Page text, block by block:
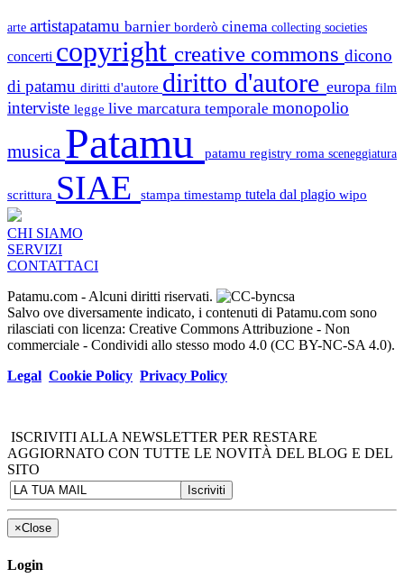
arte artistapatamu barnier borderò cinema collecting societies
concerti copyright creative commons dicono
di patamu diritti d'autore diritto d'autore europa film
interviste legge live marcatura temporale monopolio
musica Patamu patamu registry roma sceneggiatura
scrittura SIAE stampa timestamp tutela dal plagio wipo
CHI SIAMO
SERVIZI
CONTATTACI
Patamu.com - Alcuni diritti riservati.
Salvo ove diversamente indicato, i contenuti di Patamu.com sono
rilasciati con licenza: Creative Commons Attribuzione - Non
commerciale - Condividi allo stesso modo 4.0 (CC BY-NC-SA 4.0).
Legal Cookie Policy Privacy Policy
ISCRIVITI ALLA NEWSLETTER PER RESTARE
AGGIORNATO CON TUTTE LE NOVITÀ DEL BLOG E DEL
SITO
×Close
Login